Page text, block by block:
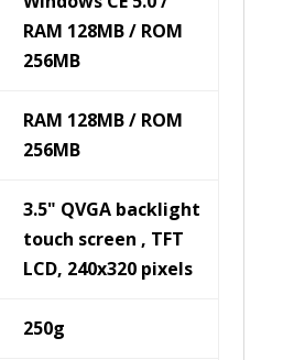
RAM 128MB / ROM
256MB
RAM 128MB / ROM
256MB
3.5" QVGA backlight
touch screen , TFT
LCD, 240x320 pixels
250g